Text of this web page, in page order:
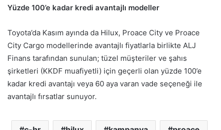
Yüzde 100’e kadar kredi avantajlı modeller
Toyota’da Kasım ayında da Hilux, Proace City ve Proace
City Cargo modellerinde avantajlı fiyatlarla birlikte ALJ
Finans tarafından sunulan; tüzel müşteriler ve şahıs
şirketleri (KKDF muafiyetli) için geçerli olan yüzde 100’e
kadar kredi avantajı veya 60 aya varan vade seçeneği ile
avantajlı fırsatlar sunuyor.